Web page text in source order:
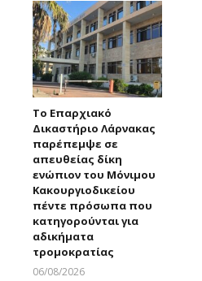
Το Επαρχιακό
Δικαστήριο Λάρνακας
παρέπεμψε σε
απευθείας δίκη
ενώπιον του Μόνιμου
Κακουργιοδικείου
πέντε πρόσωπα που
κατηγορούνται για
αδικήματα
τρομοκρατίας
06/08/2026